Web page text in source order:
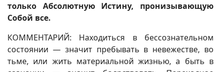
только Абсолютную Истину, пронизывающую
Собой все.
КОММЕНТАРИЙ: Находиться в бессознательном
состоянии — значит пребывать в невежестве, во
тьме, или жить материальной жизнью, а быть в